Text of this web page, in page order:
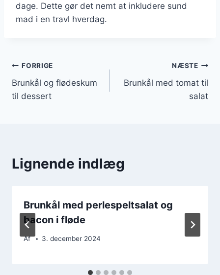
dage. Dette gør det nemt at inkludere sund
mad i en travl hverdag.
Indlægsnavigation
FORRIGE
Brunkål og flødeskum
til dessert
NÆSTE
Brunkål med tomat til
salat
Lignende indlæg
Brunkål med perlespeltsalat og
bacon i fløde
Af 3. december 2024